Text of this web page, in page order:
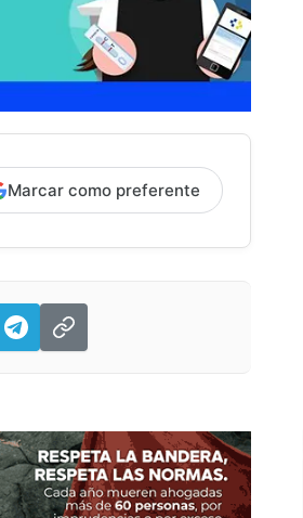
Marcar como preferente